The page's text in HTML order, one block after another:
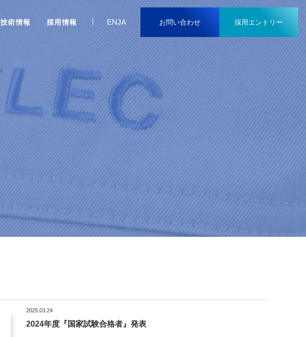
技術情報 採用情報 ENJA お問い合わせ 採用エントリー
2025.03.24
2024年度『国家試験合格者』発表